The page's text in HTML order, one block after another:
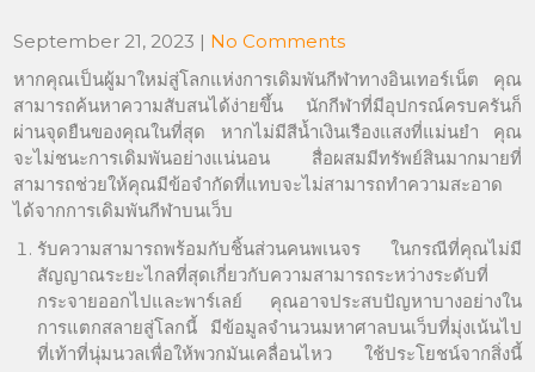
September 21, 2023 | No Comments
หากคุณเป็นผู้มาใหม่สู่โลกแห่งการเดิมพันกีฬาทางอินเทอร์เน็ต คุณ
สามารถค้นหาความสับสนได้ง่ายขึ้น นักกีฬาที่มีอุปกรณ์ครบครันก็
ผ่านจุดยืนของคุณในที่สุด หากไม่มีสีน้ำเงินเรืองแสงที่แม่นยำ คุณ
จะไม่ชนะการเดิมพันอย่างแน่นอน สื่อผสมมีทรัพย์สินมากมายที่
สามารถช่วยให้คุณมีข้อจำกัดที่แทบจะไม่สามารถทำความสะอาด
ได้จากการเดิมพันกีฬาบนเว็บ
รับความสามารถพร้อมกับชิ้นส่วนคนพเนจร ในกรณีที่คุณไม่มี
สัญญาณระยะไกลที่สุดเกี่ยวกับความสามารถระหว่างระดับที่
กระจายออกไปและพาร์เลย์ คุณอาจประสบปัญหาบางอย่างใน
การแตกสลายสู่โลกนี้ มีข้อมูลจำนวนมหาศาลบนเว็บที่มุ่งเน้นไป
ที่เท้าที่นุ่มนวลเพื่อให้พวกมันเคลื่อนไหว ใช้ประโยชน์จากสิ่งนี้